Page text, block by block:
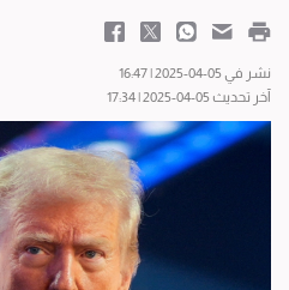
نشر في 05-04-2025 | 16:47
آخر تحديث 05-04-2025 | 17:34